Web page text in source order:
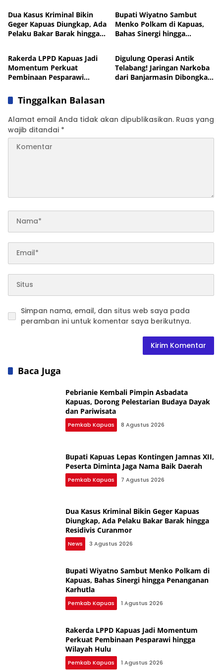
Dua Kasus Kriminal Bikin
Geger Kapuas Diungkap, Ada
Pelaku Bakar Barak hingga
Bupati Wiyatno Sambut
Menko Polkam di Kapuas,
Bahas Sinergi hingga
Pemkab Kapuas
Rakerda LPPD Kapuas Jadi
Momentum Perkuat
Pembinaan Pesparawi
News
Digulung Operasi Antik
Telabang! Jaringan Narkoba
dari Banjarmasin Dibongkar,
Tinggalkan Balasan
Alamat email Anda tidak akan dipublikasikan. Ruas yang
wajib ditandai *
Simpan nama, email, dan situs web saya pada
peramban ini untuk komentar saya berikutnya.
Baca Juga
Pebrianie Kembali Pimpin Asbadata
Kapuas, Dorong Pelestarian Budaya Dayak
dan Pariwisata
Pemkab Kapuas 8 Agustus 2026
Bupati Kapuas Lepas Kontingen Jamnas XII,
Peserta Diminta Jaga Nama Baik Daerah
Pemkab Kapuas 7 Agustus 2026
Dua Kasus Kriminal Bikin Geger Kapuas
Diungkap, Ada Pelaku Bakar Barak hingga
Residivis Curanmor
News 3 Agustus 2026
Bupati Wiyatno Sambut Menko Polkam di
Kapuas, Bahas Sinergi hingga Penanganan
Karhutla
Pemkab Kapuas 1 Agustus 2026
Rakerda LPPD Kapuas Jadi Momentum
Perkuat Pembinaan Pesparawi hingga
Wilayah Hulu
Pemkab Kapuas 1 Agustus 2026